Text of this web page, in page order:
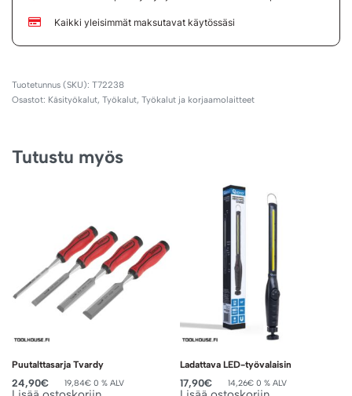
Kaikki yleisimmät maksutavat käytössäsi
T72238
Osastot: Käsityökalut, Työkalut, Työkalut ja korjaamolaitteet
Tutustu myös
Puutalttasarja Tvardy
24,90€ 19,84€ 0 % ALV
Ladattava LED-työvalaisin
17,90€ 14,26€ 0 % ALV